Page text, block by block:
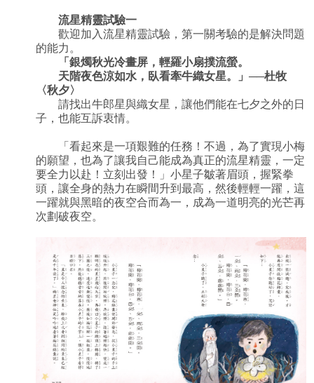
流星精靈試驗一
歡迎加入流星精靈試驗，第一關考驗的是解決問題
的能力。
「銀燭秋光冷畫屏，輕羅小扇撲流螢。
天階夜色涼如水，臥看牽牛織女星。」──杜牧
〈秋夕〉
請找出牛郎星與織女星，讓他們能在七夕之外的日
子，也能互訴衷情。
「看起來是一項艱難的任務！不過，為了實現小梅
的願望，也為了讓我自己能成為真正的流星精靈，一定
要全力以赴！立刻出發！」小星子皺著眉頭，握緊拳
頭，讓全身的熱力在瞬間升到最高，然後輕輕一躍，這
一躍就與黑暗的夜空合而為一，成為一道明亮的光芒再
次劃破夜空。